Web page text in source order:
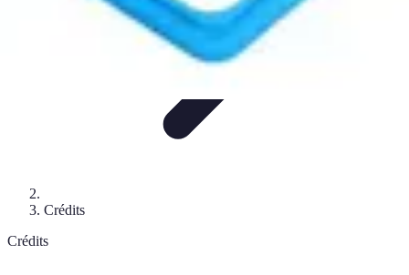
Crédits
Crédits